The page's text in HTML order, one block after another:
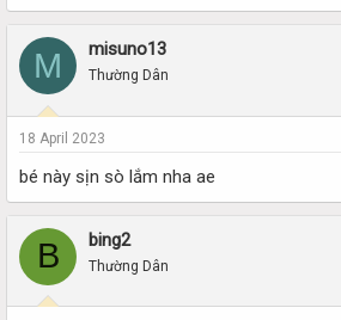
M misuno13
Thường Dân
18 April 2023
bé này sịn sò lắm nha ae
B bing2
Thường Dân